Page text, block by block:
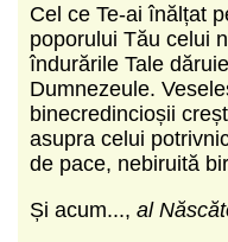
Cel ce Te-ai înălțat
poporului Tău celui
îndurările Tale
Dumnezeule.
binecredincioșii
asupra celui
de pace, nebiruită
Și acum..., al